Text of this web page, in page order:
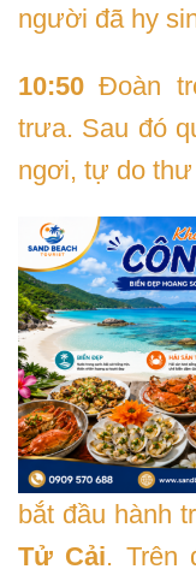
người đã hy
10:50 Đoàn
trưa. Sau đó
ngơi, tự do thư
bắt đầu hành
Tử Cải. Trên